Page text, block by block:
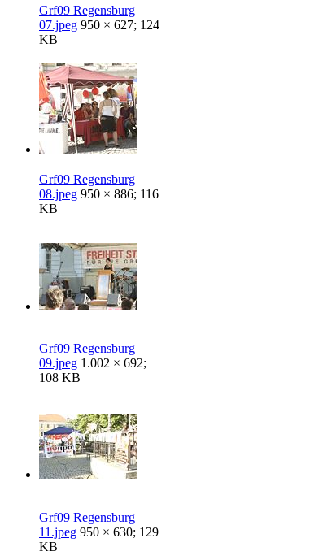
Grf09 Regensburg
07.jpeg 950 × 627; 124
KB
Grf09 Regensburg
08.jpeg 950 × 886; 116
KB
Grf09 Regensburg
09.jpeg 1.002 × 692;
108 KB
Grf09 Regensburg
11.jpeg 950 × 630; 129
KB